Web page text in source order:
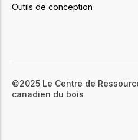
Outils de conception
©2025 Le Centre de
canadien du bois